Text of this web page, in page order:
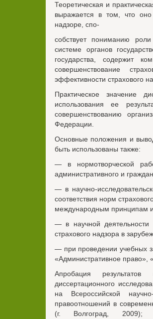
Теоретическая и
выражается в том, что
надзоре, спо-
собствует пониманию
системе органов
государства, содержит
совершенствование
эффективности страхового
Практическое значение
использования ее
совершенствованию
Федерации.
Основные положения и
быть использованы также:
— в нормотворческой
административного и
— в научно-
соответствия норм
международным принципам
— в научной деятельности
страхового надзора в
— при проведении учебных
«Административное право»,
Апробация результатов
диссертационного
на Всероссийской
правоотношений в
(г. Волгоград, 2009);